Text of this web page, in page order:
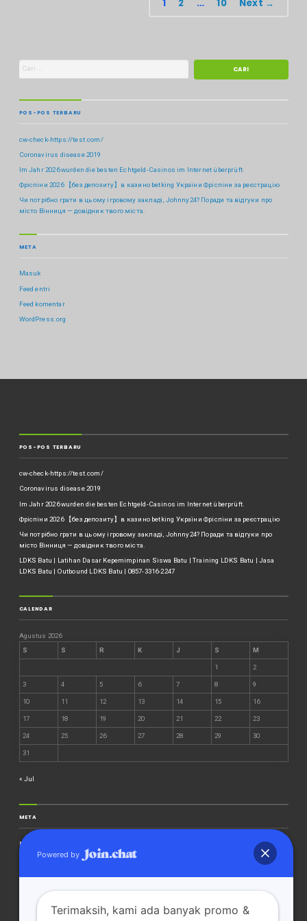
1 2 … 10 Next →
POS-POS TERBARU
cw-check-https://test.com/
Coronavirus disease 2019
Im Jahr 2026 wurden die besten Echtgeld-Casinos im Internet überprüft.
Фріспіни 2026 【без депозиту】в казино betking України ️Фріспіни за реєстрацію
Чи потрібно грати в цьому ігровому закладі, Johnny24? Поради та відгуки про
місто Вінниця — довідник твого міста.
META
Masuk
Feed entri
Feed komentar
WordPress.org
POS-POS TERBARU
cw-check-https://test.com/
Coronavirus disease 2019
Im Jahr 2026 wurden die besten Echtgeld-Casinos im Internet überprüft.
Фріспіни 2026 【без депозиту】в казино betking України ️Фріспіни за реєстрацію
Чи потрібно грати в цьому ігровому закладі, Johnny24? Поради та відгуки про
місто Вінниця — довідник твого міста.
LDKS Batu | Latihan Dasar Kepemimpinan Siswa Batu | Training LDKS Batu | Jasa
LDKS Batu | Outbound LDKS Batu | 0857-3316-2247
CALENDAR
Agustus 2026
S
S R K J S M
1 2
3 4 5 6 7 8 9
10 11 12 13 14 15 16
17 18 19 20 21 22 23
24 25 26 27 28 29 30
31
« Jul
META
Masuk
Feed entriPowered by
Terimaksih, kami ada banyak promo &